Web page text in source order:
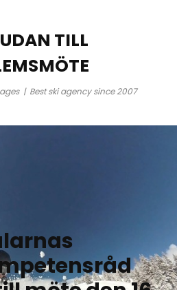
TILL
| Best ski agency since 2007